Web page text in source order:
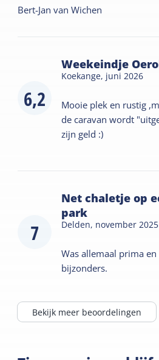
Bert-Jan van Wichen
6,2
Weekeindje
Koekange, juni 2026
Mooie plek en rustig
de caravan wordt
zijn geld :)
7
Net chaletje op
park
Delden, november 2025
Was allemaal prima
bijzonders.
Bekijk meer beoordelingen